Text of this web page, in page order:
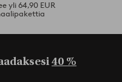
yli 64,90 EUR
40 %